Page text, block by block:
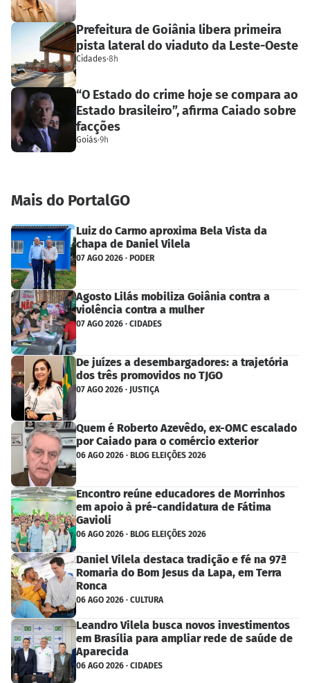
Prefeitura de Goiânia libera primeira
pista lateral do viaduto da Leste-Oeste
Cidades·8h
“O Estado do crime hoje se compara ao
Estado brasileiro”, afirma Caiado sobre
facções
Goiás·9h
Mais do PortalGO
Luiz do Carmo aproxima Bela Vista da
chapa de Daniel Vilela
07 AGO 2026 · PODER
Agosto Lilás mobiliza Goiânia contra a
violência contra a mulher
07 AGO 2026 · CIDADES
De juízes a desembargadores: a trajetória
dos três promovidos no TJGO
07 AGO 2026 · JUSTIÇA
Quem é Roberto Azevêdo, ex-OMC escalado
por Caiado para o comércio exterior
06 AGO 2026 · BLOG ELEIÇÕES 2026
Encontro reúne educadores de Morrinhos
em apoio à pré-candidatura de Fátima
Gavioli
06 AGO 2026 · BLOG ELEIÇÕES 2026
Daniel Vilela destaca tradição e fé na 97ª
Romaria do Bom Jesus da Lapa, em Terra
Ronca
06 AGO 2026 · CULTURA
Leandro Vilela busca novos investimentos
em Brasília para ampliar rede de saúde de
Aparecida
06 AGO 2026 · CIDADES